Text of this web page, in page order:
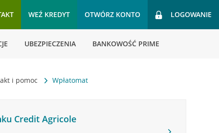
WEŹ KREDYT OTWÓRZ KONTO LOGOWANIE
UBEZPIECZENIA BANKOWOŚĆ PRIME
i pomoc Wpłatomat
Credit Agricole